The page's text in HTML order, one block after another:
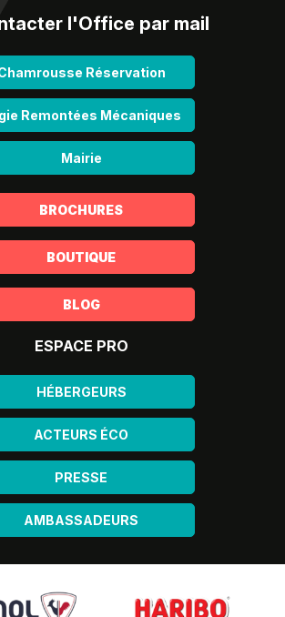
l'Office par mail
Réservation
Remontées Mécaniques
Mairie
BROCHURES
BOUTIQUE
BLOG
ESPACE PRO
HÉBERGEURS
ACTEURS ÉCO
PRESSE
AMBASSADEURS